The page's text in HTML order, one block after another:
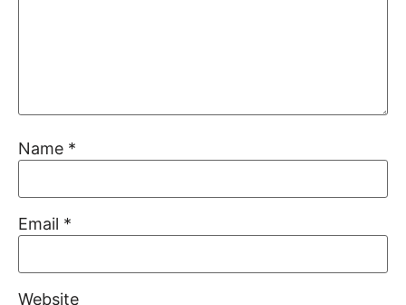
Name *
Email *
Website